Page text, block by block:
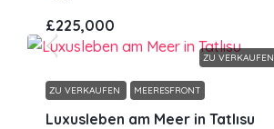
ZU VERKAUFEN
£225,000
ZU VERKAUFEN MEERESFRONT
Luxusleben am Meer in Tatlısu